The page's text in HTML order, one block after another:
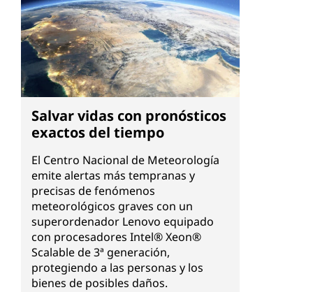
Salvar vidas con pronósticos
exactos del tiempo
El Centro Nacional de Meteorología
emite alertas más tempranas y
precisas de fenómenos
meteorológicos graves con un
superordenador Lenovo equipado
con procesadores Intel® Xeon®
Scalable de 3ª generación,
protegiendo a las personas y los
bienes de posibles daños.